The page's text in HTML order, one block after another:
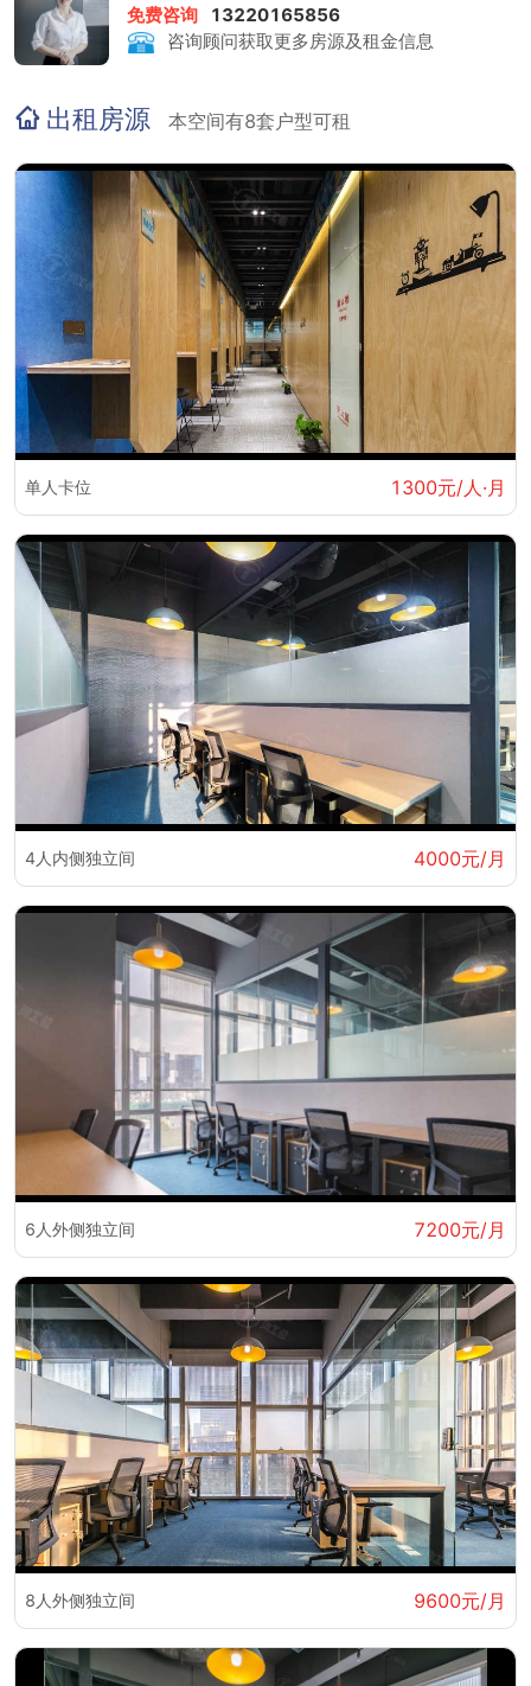
免费咨询
13220165856
咨询顾问获取更多房源及租金信息
出租房源 本空间有8套户型可租
单人卡位 1300元/人·月
4人内侧独立间 4000元/月
6人外侧独立间 7200元/月
8人外侧独立间 9600元/月